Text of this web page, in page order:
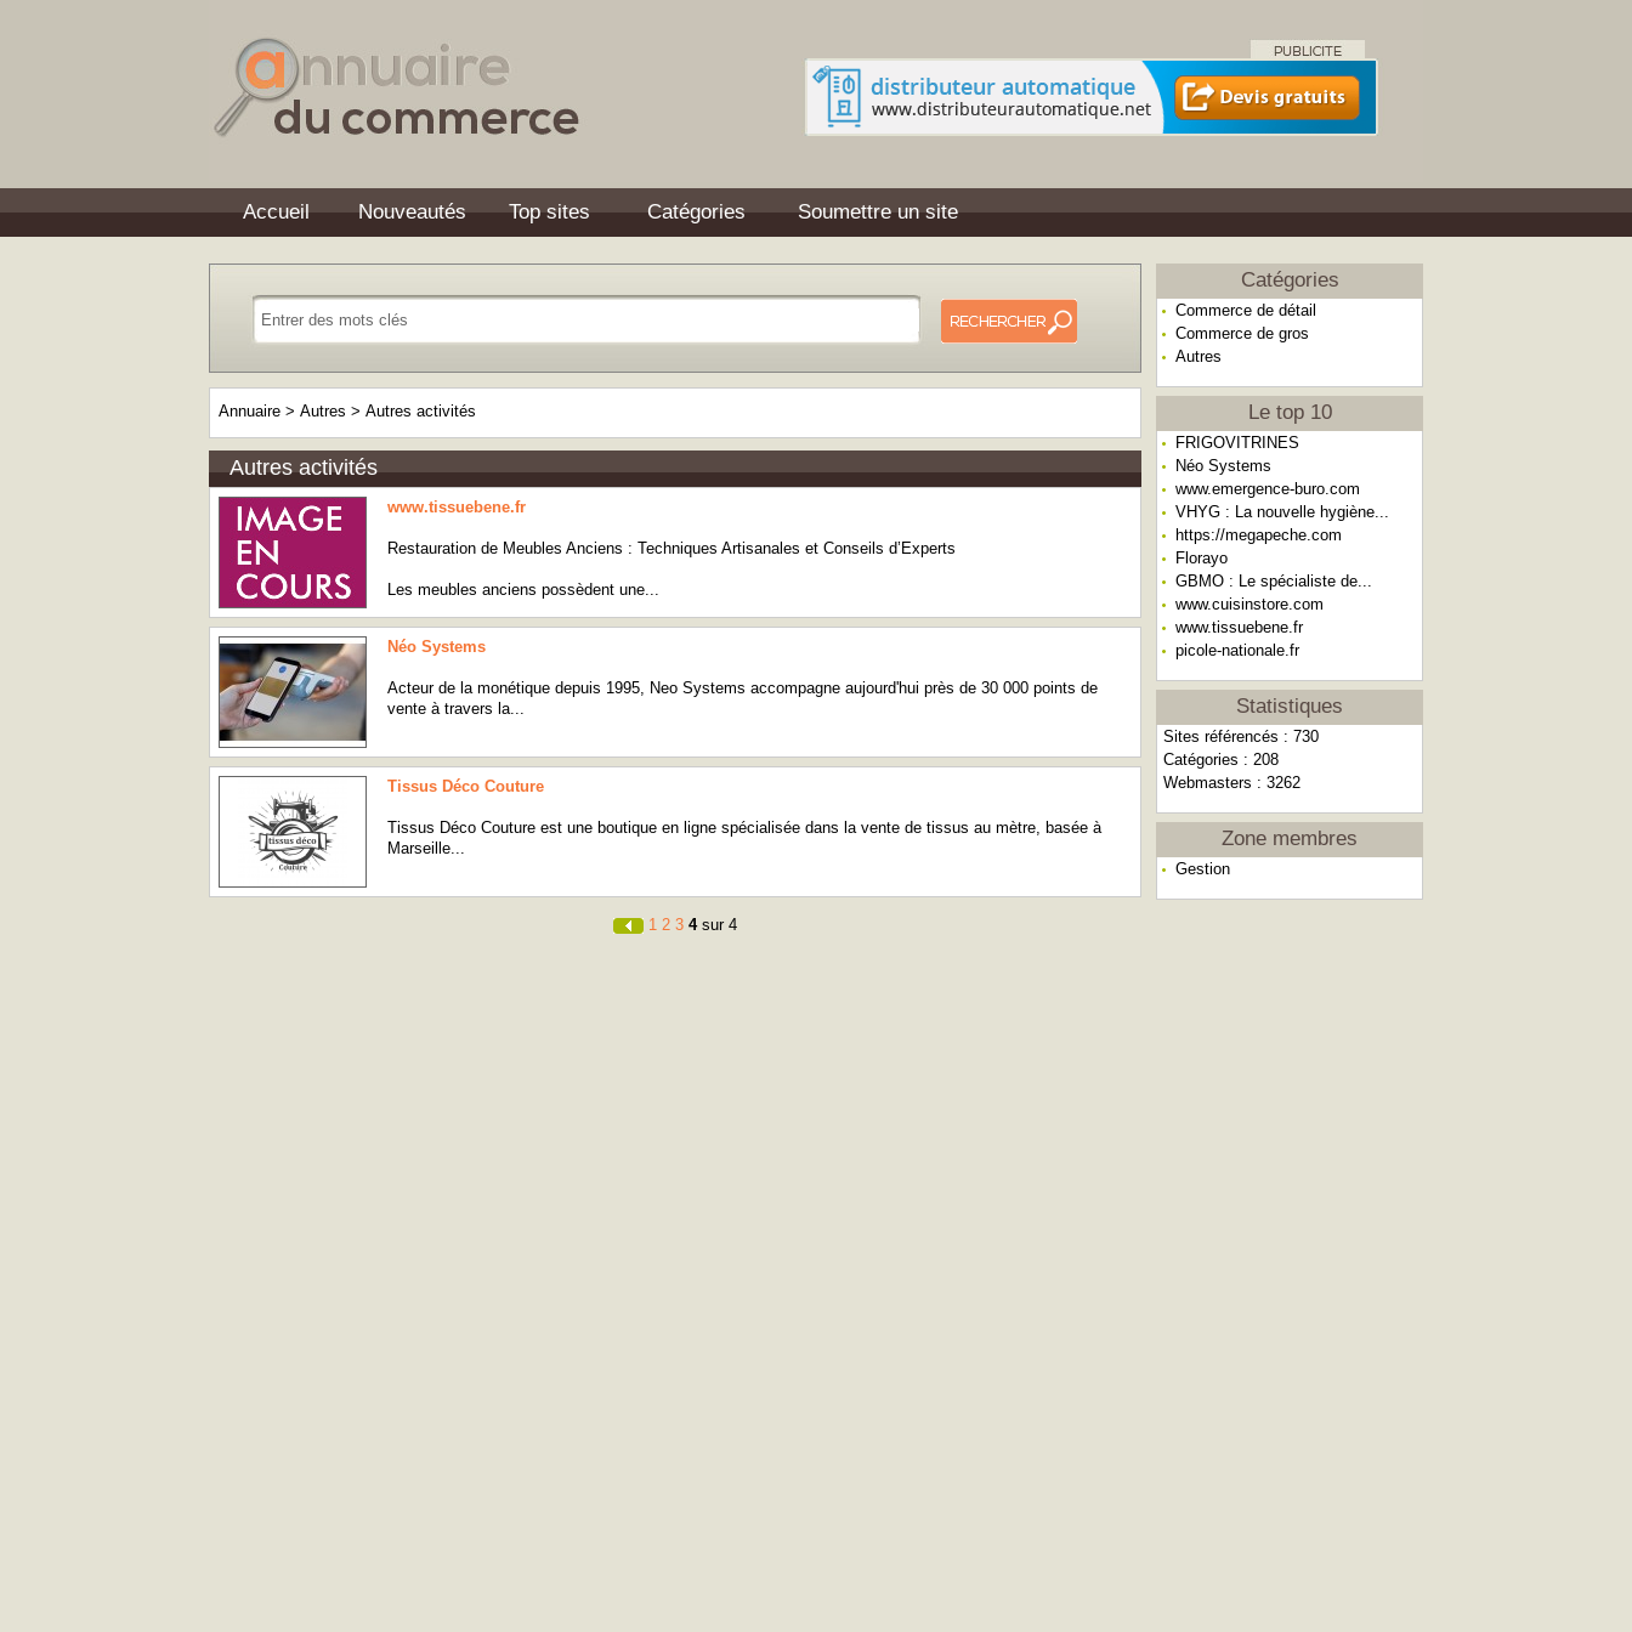
Accueil Nouveautés Top sites Catégories Soumettre un site
Catégories
Commerce de détail
Commerce de gros
Autres
Le top 10
FRIGOVITRINES
Néo Systems
www.emergence-buro.com
VHYG : La nouvelle hygiène...
https://megapeche.com
Florayo
GBMO : Le spécialiste de...
www.cuisinstore.com
www.tissuebene.fr
picole-nationale.fr
Statistiques
Sites référencés : 730
Catégories : 208
Webmasters : 3262
Zone membres
Gestion
Annuaire > Autres > Autres activités
Autres activités
www.tissuebene.fr
Restauration de Meubles Anciens : Techniques Artisanales et Conseils d’Experts
Les meubles anciens possèdent une...
Néo Systems
Acteur de la monétique depuis 1995, Neo Systems accompagne aujourd'hui près de 30 000 points de
vente à travers la...
Tissus Déco Couture
Tissus Déco Couture est une boutique en ligne spécialisée dans la vente de tissus au mètre, basée à
Marseille...
1 2 3 4sur 4